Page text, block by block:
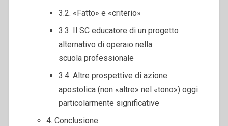
3.2. «Fatto» e «criterio»
3.3. Il SC educatore di un progetto
alternativo di operaio nella
scuola professionale
3.4. Altre prospettive di azione
apostolica (non «altre» nel «tono») oggi
particolarmente significative
4. Conclusione